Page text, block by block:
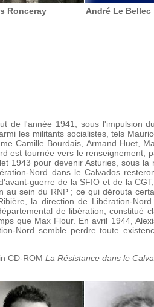
Ronceray André Le Bellec
de l'année 1941, sous l'impulsion
les militants socialistes, tels
Camille Bourdais, Armand Huet,
est tournée vers le renseignement,
1943 pour devenir Asturies, sous la
Nord dans le Calvados
guerre de la SFIO et de la
sein du RNP ; ce qui dérouta
la direction de Libération-Nord
de libération, constitué
que Max Flour. En avril 1944,
Nord semble perdre toute
CD-ROM La Résistance dans le